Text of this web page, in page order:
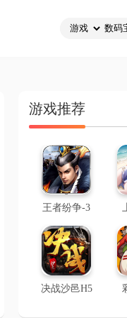
游戏推荐
王者纷争-3
决战沙邑H5